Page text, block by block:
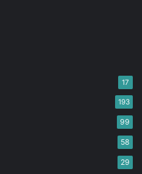
la-petition/
17
193
99
58
29